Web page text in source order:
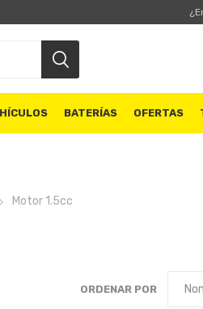
BATERÍAS OFERTAS
Motor 1.5cc
ORDENAR POR